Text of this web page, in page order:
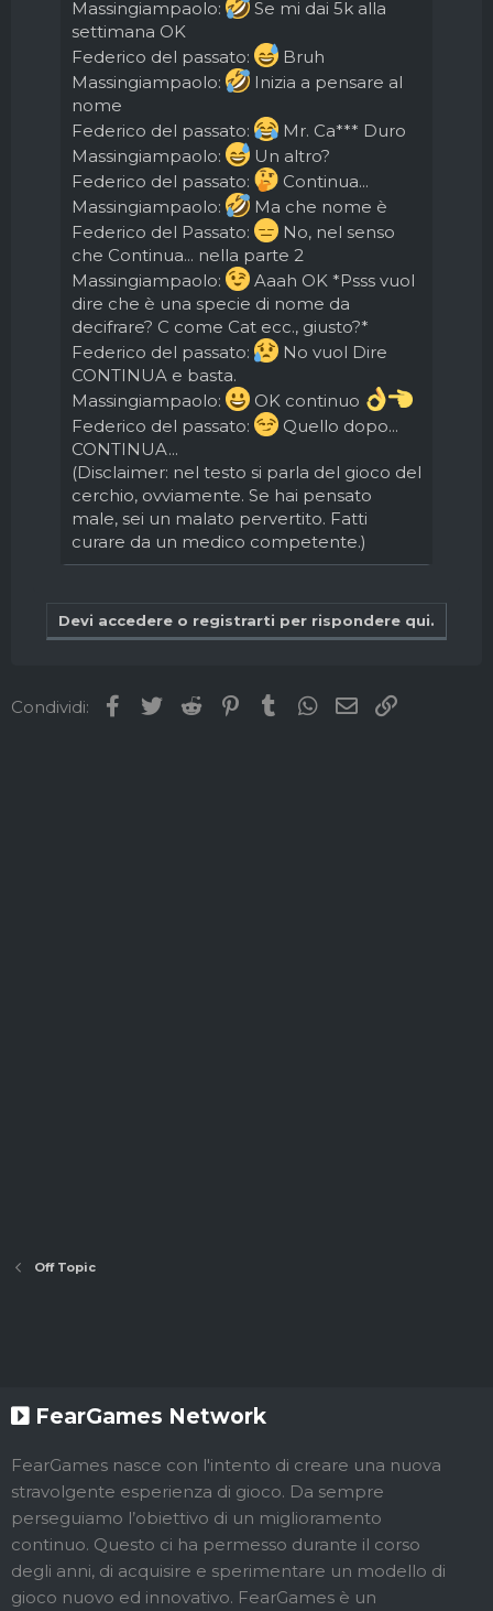
Massingiampaolo:
Se mi dai 5k alla
settimana OK
Federico del passato:
Bruh
Massingiampaolo:
Inizia a pensare al
nome
Federico del passato:
Mr. Ca*** Duro
Massingiampaolo:
Un altro?
Federico del passato:
Continua...
Massingiampaolo:
Ma che nome è
Federico del Passato:
No, nel senso
che Continua... nella parte 2
Massingiampaolo:
Aaah OK *Psss vuol
dire che è una specie di nome da
decifrare? C come Cat ecc., giusto?*
Federico del passato:
No vuol Dire
CONTINUA e basta.
Massingiampaolo:
OK continuo
Federico del passato:
Quello dopo...
CONTINUA...
(Disclaimer: nel testo si parla del gioco del
cerchio, ovviamente. Se hai pensato
male, sei un malato pervertito. Fatti
curare da un medico competente.)
Devi accedere o registrarti per rispondere qui.
Condividi: Facebook
TwitterReddit PinterestTumblrWhatsApp
Email
Off Topic
FearGames Network
FearGames nasce con l'intento di creare una nuova
stravolgente esperienza di gioco. Da sempre
perseguiamo l’obiettivo di un miglioramento
continuo. Questo ci ha permesso durante il corso
degli anni, di acquisire e sperimentare un modello di
gioco nuovo ed innovativo. FearGames è un